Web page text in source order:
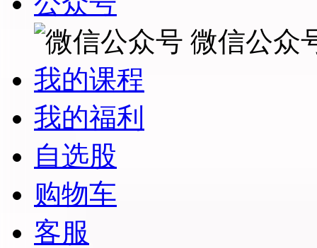
微信公众
我的课程
我的福利
自选股
购物车
客服